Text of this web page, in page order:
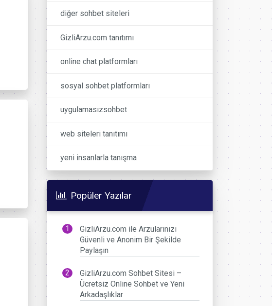
diğer sohbet siteleri
GizliArzu.com tanıtımı
online chat platformları
sosyal sohbet platformları
uygulamasızsohbet
web siteleri tanıtımı
yeni insanlarla tanışma
Popüler Yazılar
GizliArzu.com ile Arzularınızı
Güvenli ve Anonim Bir Şekilde
Paylaşın
GizliArzu.com Sohbet Sitesi –
Ücretsiz Online Sohbet ve Yeni
Arkadaşlıklar